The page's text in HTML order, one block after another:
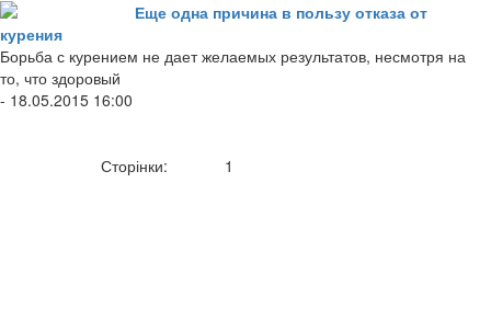
Еще одна причина в пользу отказа от
курения
Борьба с курением не дает желаемых результатов, несмотря на
то, что здоровый
- 18.05.2015 16:00
Сторінки: 1